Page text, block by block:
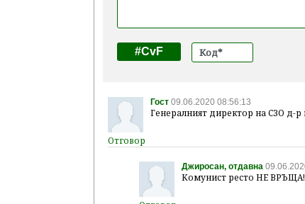
#CvF
Гост 09.06.2020 08:56:13
Генералният директор на СЗО д-
Джиросан, отдавна
Комунист ресто НЕ ВРЪЩА!